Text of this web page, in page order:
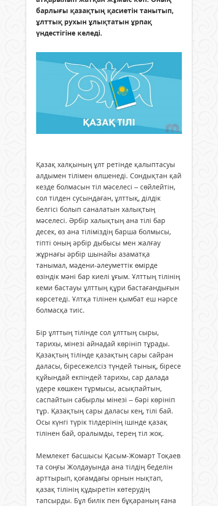
барлығы қазақтың қасиетін танытып,
ұлттық рухын ұлықтатын ұрпақ
үндестігіне келеді.
Қазақ халқының ұлт ретінде қалыптасуы
алдымен тілімен өлшенеді. Сондықтан қай
кезде болмасын тіл мәселесі – сөйлейтін,
сол тілден сусындаған, ұлттық, ділдік
белгісі болып саналатын халықтың
мәселесі. Әрбір халықтың ана тілі бар
десек, өз ана тіліміздің барша болмысы,
тіпті оның әрбір дыбысы мен жалғау
жұрнағы әрбір шынайы азаматқа
танымал, мәдени-әлеуметтік өмірде
өзіндік мәні бар киелі ұғым. Ұлттың тілінің
кеми бастауы ұлттың құри бастағандығын
көрсетеді. Ұлтқа тілінен қымбат еш нәрсе
болмасқа тиіс.
Бір ұлттың тілінде сол ұлттың сыры,
тарихы, мінезі айнадай көрініп тұрады.
Қазақтың тілінде қазақтың сары сайран
даласы, біресежелсіз түндей тынық, біресе
құйындай екпіндей тарихы, сар далада
үдере көшкен тұрмысы, асықпайтын,
саспайтын сабырлы мінезі – бәрі көрініп
тұр. Қазақтың сары даласы кең, тілі бай.
Осы күнгі түрік тілдерінің ішінде қазақ
тілінен бай, оралымды, терең тіл жоқ.
Мемлекет басшысы Қасым-Жомарт Тоқаев
та соңғы Жолдауында ана тілдің беделін
арттырып, қоғамдағы орнын нықтап,
қазақ тілінің құдыретін көтерудің
тапсырды. Бұл билік пен бұқараның ғана